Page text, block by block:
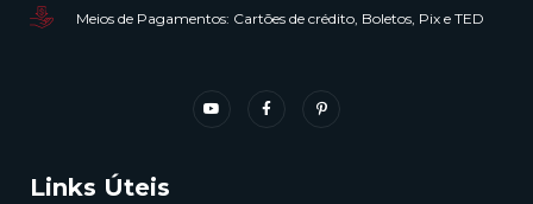
Meios de Pagamentos: Cartões de crédito, Boletos, Pix e TED
Links Úteis